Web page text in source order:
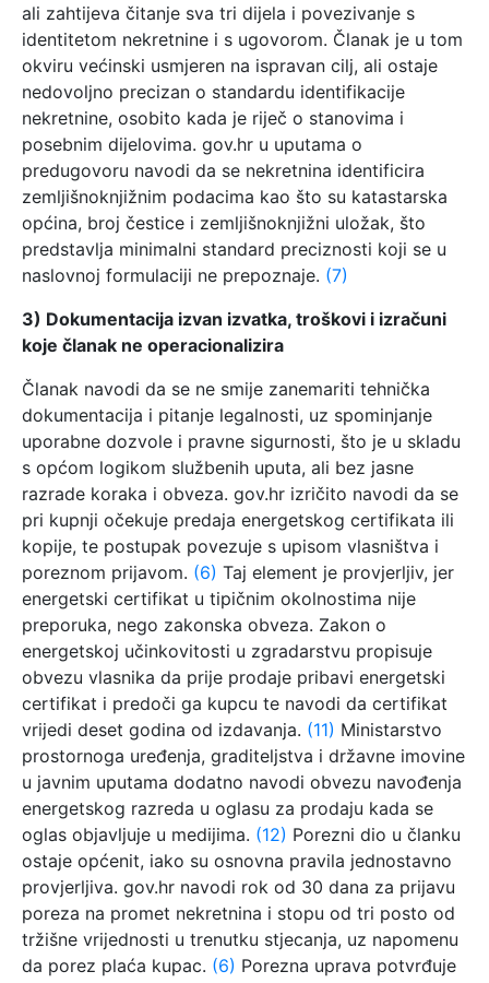
ali zahtijeva čitanje sva tri dijela i povezivanje s
identitetom nekretnine i s ugovorom. Članak je u tom
okviru većinski usmjeren na ispravan cilj, ali ostaje
nedovoljno precizan o standardu identifikacije
nekretnine, osobito kada je riječ o stanovima i
posebnim dijelovima. gov.hr u uputama o
predugovoru navodi da se nekretnina identificira
zemljišnoknjižnim podacima kao što su katastarska
općina, broj čestice i zemljišnoknjižni uložak, što
predstavlja minimalni standard preciznosti koji se u
naslovnoj formulaciji ne prepoznaje. (7)
3) Dokumentacija izvan izvatka, troškovi i izračuni
koje članak ne operacionalizira
Članak navodi da se ne smije zanemariti tehnička
dokumentacija i pitanje legalnosti, uz spominjanje
uporabne dozvole i pravne sigurnosti, što je u skladu
s općom logikom službenih uputa, ali bez jasne
razrade koraka i obveza. gov.hr izričito navodi da se
pri kupnji očekuje predaja energetskog certifikata ili
kopije, te postupak povezuje s upisom vlasništva i
poreznom prijavom. (6) Taj element je provjerljiv, jer
energetski certifikat u tipičnim okolnostima nije
preporuka, nego zakonska obveza. Zakon o
energetskoj učinkovitosti u zgradarstvu propisuje
obvezu vlasnika da prije prodaje pribavi energetski
certifikat i predoči ga kupcu te navodi da certifikat
vrijedi deset godina od izdavanja. (11) Ministarstvo
prostornoga uređenja, graditeljstva i državne imovine
u javnim uputama dodatno navodi obvezu navođenja
energetskog razreda u oglasu za prodaju kada se
oglas objavljuje u medijima. (12) Porezni dio u članku
ostaje općenit, iako su osnovna pravila jednostavno
provjerljiva. gov.hr navodi rok od 30 dana za prijavu
poreza na promet nekretnina i stopu od tri posto od
tržišne vrijednosti u trenutku stjecanja, uz napomenu
da porez plaća kupac. (6) Porezna uprava potvrđuje